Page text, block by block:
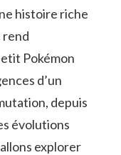
histoire riche
rend
Pokémon
d’un
depuis
évolutions
explorer